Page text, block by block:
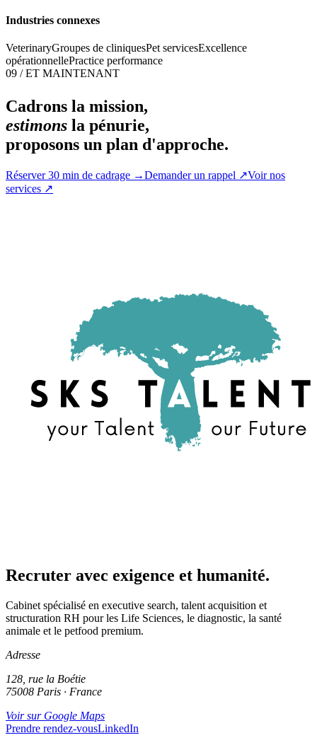
Industries connexes
VeterinaryGroupes de cliniquesPet servicesExcellence
opérationnellePractice performance
09 / ET MAINTENANT
Cadrons la mission,
estimons la pénurie,
proposons un plan d'approche.
Réserver 30 min de cadrage →Demander un rappel ↗Voir nos
services ↗
Recruter avec exigence et humanité.
Cabinet spécialisé en executive search, talent acquisition et
structuration RH pour les Life Sciences, le diagnostic, la santé
animale et le petfood premium.
Adresse
128, rue la Boétie
75008 Paris · France
Voir sur Google Maps
Prendre rendez-vousLinkedIn